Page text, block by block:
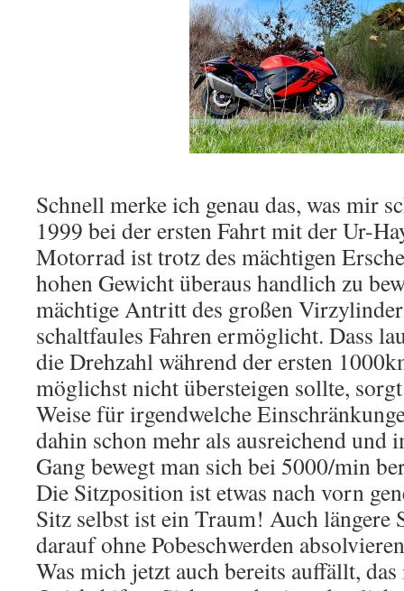
Schnell merke ich genau das, was mir
1999 bei der ersten Fahrt mit der Ur-
Motorrad ist trotz des mächtigen
hohen Gewicht überaus handlich zu
mächtige Antritt des großen
schaltfaules Fahren ermöglicht. Dass
die Drehzahl während der ersten
möglichst nicht übersteigen sollte,
Weise für irgendwelche
dahin schon mehr als ausreichend und
Gang bewegt man sich bei 5000/min
Die Sitzposition ist etwas nach vorn
Sitz selbst ist ein Traum! Auch längere
darauf ohne Pobeschwerden
Was mich jetzt auch bereits auffällt,